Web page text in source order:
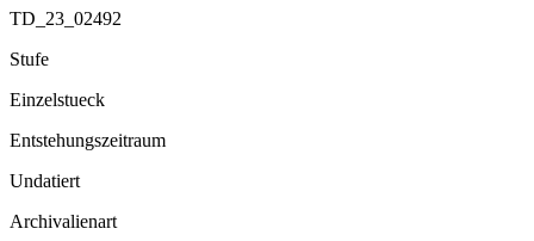
TD_23_02492
Stufe
Einzelstueck
Entstehungszeitraum
Undatiert
Archivalienart